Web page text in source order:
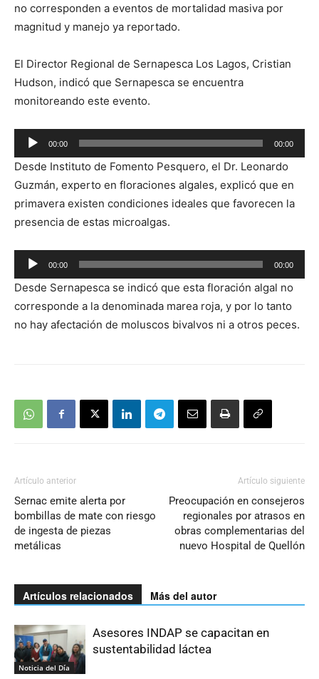
no corresponden a eventos de mortalidad masiva por
magnitud y manejo ya reportado.
El Director Regional de Sernapesca Los Lagos, Cristian
Hudson, indicó que Sernapesca se encuentra
monitoreando este evento.
Reproductor
de
audio
00:00 00:00
Desde Instituto de Fomento Pesquero, el Dr. Leonardo
Guzmán, experto en floraciones algales, explicó que en
primavera existen condiciones ideales que favorecen la
presencia de estas microalgas.
Reproductor
de
audio
00:00 00:00
Desde Sernapesca se indicó que esta floración algal no
corresponde a la denominada marea roja, y por lo tanto
no hay afectación de moluscos bivalvos ni a otros peces.
Artículo anterior
Sernac emite alerta por
bombillas de mate con riesgo
de ingesta de piezas
metálicas
Artículo siguiente
Preocupación en consejeros
regionales por atrasos en
obras complementarias del
nuevo Hospital de Quellón
Artículos relacionados Más del autor
Noticia del Día
Asesores INDAP se capacitan en
sustentabilidad láctea